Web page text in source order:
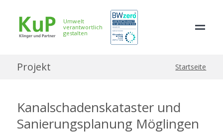
Umwelt
verantwortlich
gestalten
Projekt Startseite
Kanalschadenskataster und
Sanierungsplanung Möglingen